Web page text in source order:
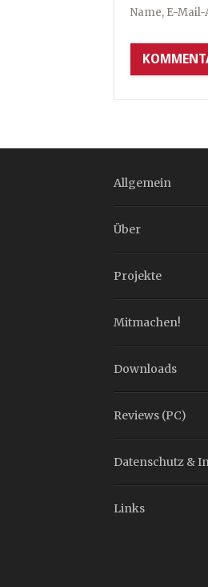
Name, E-
Allgemein
Über
Projekte
Mitmachen!
Downloads
Reviews (PC)
Datenschutz &
Links